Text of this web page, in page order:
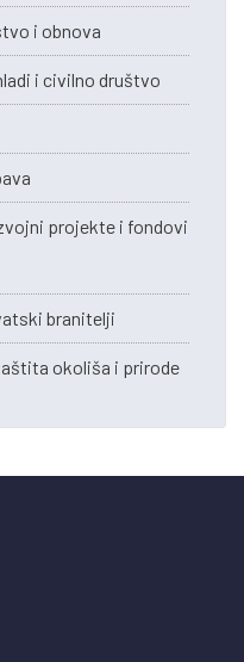
i obnova
i civilno društvo
projekte i fondovi
branitelji
okoliša i prirode